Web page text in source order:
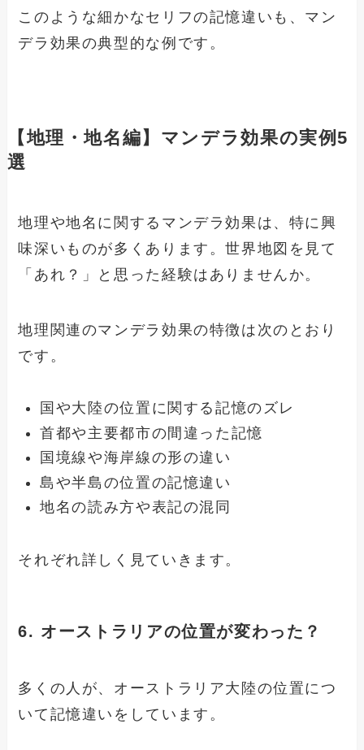
このような細かなセリフの記憶違いも、マン
デラ効果の典型的な例です。
【地理・地名編】マンデラ効果の実例5
選
地理や地名に関するマンデラ効果は、特に興
味深いものが多くあります。世界地図を見て
「あれ？」と思った経験はありませんか。
地理関連のマンデラ効果の特徴は次のとおり
です。
国や大陸の位置に関する記憶のズレ
首都や主要都市の間違った記憶
国境線や海岸線の形の違い
島や半島の位置の記憶違い
地名の読み方や表記の混同
それぞれ詳しく見ていきます。
6. オーストラリアの位置が変わった？
多くの人が、オーストラリア大陸の位置につ
いて記憶違いをしています。